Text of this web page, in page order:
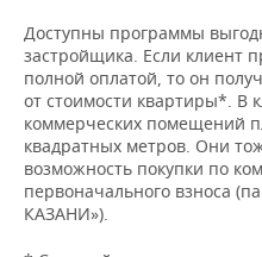
Доступны программы
застройщика. Если клиент
полной оплатой, то он
от стоимости квартиры*. В
коммерческих помещений
квадратных метров. Они
возможность покупки по
первоначального взноса
КАЗАНИ»).